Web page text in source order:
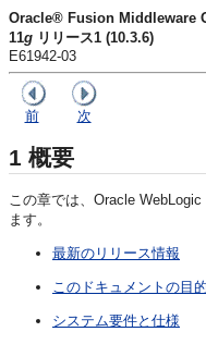
Oracle® Fusion Middleware
11g リリース1 (10.3.6)
E61942-03
前 次
1 概要
この章では、Oracle WebLogic
ます。
最新のリリース情報
このドキュメントの目的
システム要件と仕様